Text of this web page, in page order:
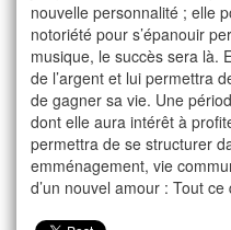
nouvelle personnalité ; elle
notoriété pour s’épanouir
musique, le succès sera là.
de l’argent et lui permettra
de gagner sa vie. Une
dont elle aura intérêt à
permettra de se structurer
emménagement, vie
d’un nouvel amour : Tout